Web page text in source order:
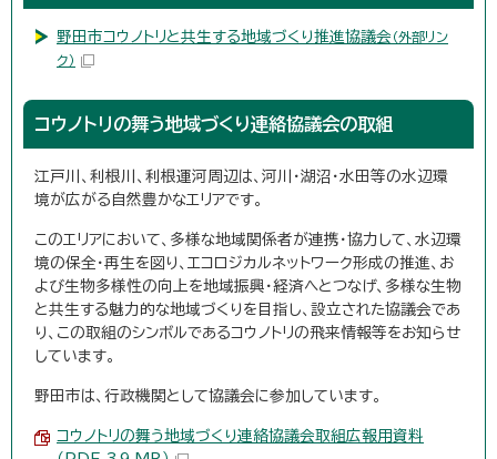
野田市コウノトリと共生する地域づくり推進協議会（外部リン
ク）
コウノトリの舞う地域づくり連絡協議会の取組
江戸川、利根川、利根運河周辺は、河川・湖沼・水田等の水辺環
境が広がる自然豊かなエリアです。
このエリアにおいて、多様な地域関係者が連携・協力して、水辺環
境の保全・再生を図り、エコロジカルネットワーク形成の推進、お
よび生物多様性の向上を地域振興・経済へとつなげ、多様な生物
と共生する魅力的な地域づくりを目指し、設立された協議会であ
り、この取組のシンボルであるコウノトリの飛来情報等をお知らせ
しています。
野田市は、行政機関として協議会に参加しています。
コウノトリの舞う地域づくり連絡協議会取組広報用資料